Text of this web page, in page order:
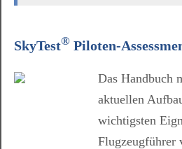
SkyTest® Piloten-
Das Handbuch
aktuellen
wichtigsten
Flugzeugführer